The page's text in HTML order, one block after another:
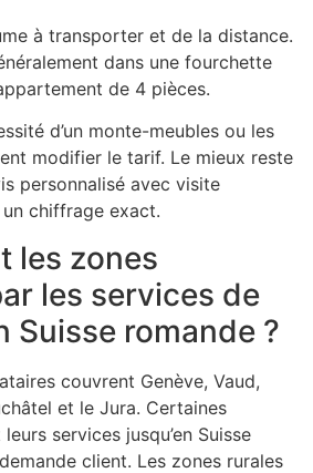
à transporter et de la distance.
dans une fourchette
de 4 pièces.
d’un monte-meubles ou les
modifier le tarif. Le mieux reste
personnalisé avec visite
chiffrage exact.
les zones
les services de
Suisse romande ?
couvrent Genève, Vaud,
et le Jura. Certaines
services jusqu’en Suisse
client. Les zones rurales